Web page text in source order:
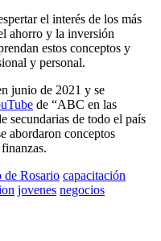
el interés de los más
ahorro y la inversión
estos conceptos y
y personal.
junio de 2021 y se
de “ABC en las
secundarias de todo el país
abordaron conceptos
de Rosario capacitación
jovenes negocios